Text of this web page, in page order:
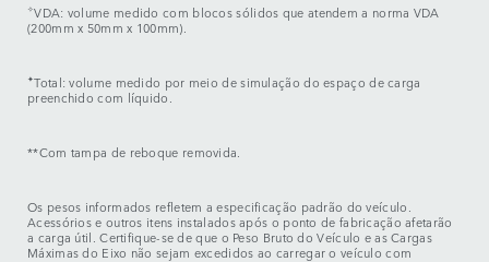
✧VDA: volume medido com blocos sólidos que atendem a norma VDA
(200mm x 50mm x 100mm).
✦Total: volume medido por meio de simulação do espaço de carga
preenchido com líquido.
**Com tampa de reboque removida.
Os pesos informados refletem a especificação padrão do veículo.
Acessórios e outros itens instalados após o ponto de fabricação afetarão
a carga útil. Certifique-se de que o Peso Bruto do Veículo e as Cargas
Máximas do Eixo não sejam excedidos ao carregar o veículo com